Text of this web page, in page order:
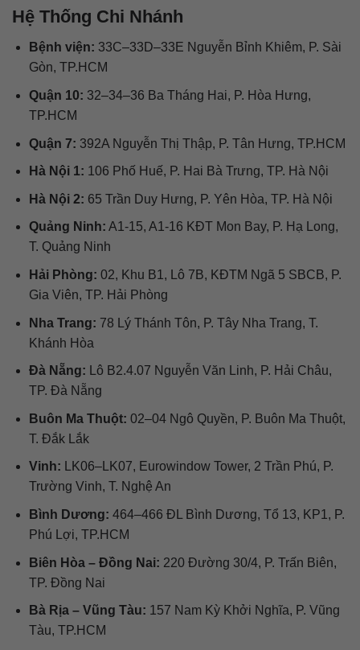
Hệ Thống Chi Nhánh
Bệnh viện: 33C–33D–33E Nguyễn Bỉnh Khiêm, P. Sài
Gòn, TP.HCM
Quận 10: 32–34–36 Ba Tháng Hai, P. Hòa Hưng,
TP.HCM
Quận 7: 392A Nguyễn Thị Thập, P. Tân Hưng, TP.HCM
Hà Nội 1: 106 Phố Huế, P. Hai Bà Trưng, TP. Hà Nội
Hà Nội 2: 65 Trần Duy Hưng, P. Yên Hòa, TP. Hà Nội
Quảng Ninh: A1-15, A1-16 KĐT Mon Bay, P. Hạ Long,
T. Quảng Ninh
Hải Phòng: 02, Khu B1, Lô 7B, KĐTM Ngã 5 SBCB, P.
Gia Viên, TP. Hải Phòng
Nha Trang: 78 Lý Thánh Tôn, P. Tây Nha Trang, T.
Khánh Hòa
Đà Nẵng: Lô B2.4.07 Nguyễn Văn Linh, P. Hải Châu,
TP. Đà Nẵng
Buôn Ma Thuột: 02–04 Ngô Quyền, P. Buôn Ma Thuột,
T. Đắk Lắk
Vinh: LK06–LK07, Eurowindow Tower, 2 Trần Phú, P.
Trường Vinh, T. Nghệ An
Bình Dương: 464–466 ĐL Bình Dương, Tổ 13, KP1, P.
Phú Lợi, TP.HCM
Biên Hòa – Đồng Nai: 220 Đường 30/4, P. Trấn Biên,
TP. Đồng Nai
Bà Rịa – Vũng Tàu: 157 Nam Kỳ Khởi Nghĩa, P. Vũng
Tàu, TP.HCM